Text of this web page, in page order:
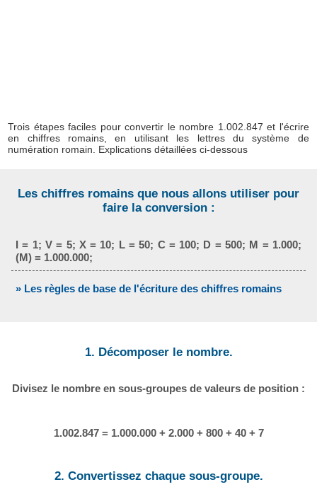
Trois étapes faciles pour convertir le nombre 1.002.847 et l'écrire
en chiffres romains, en utilisant les lettres du système de
numération romain. Explications détaillées ci-dessous
Les chiffres romains que nous allons utiliser pour
faire la conversion :
I = 1; V = 5; X = 10; L = 50; C = 100; D = 500; M = 1.000;
(M) = 1.000.000;
» Les règles de base de l'écriture des chiffres romains
1. Décomposer le nombre.
Divisez le nombre en sous-groupes de valeurs de position :
1.002.847 = 1.000.000 + 2.000 + 800 + 40 + 7
2. Convertissez chaque sous-groupe.